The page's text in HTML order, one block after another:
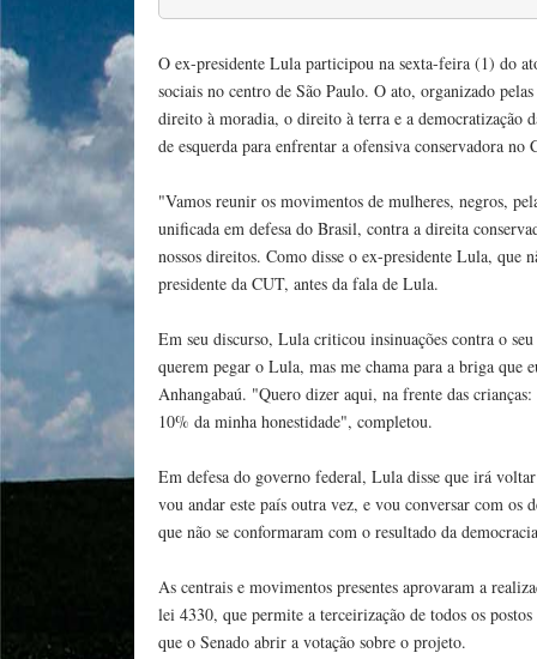
O ex-presidente Lula participou na sexta-feira (1) do
sociais no centro de São Paulo. O ato, organizado
direito à moradia, o direito à terra e a democratização
de esquerda para enfrentar a ofensiva conservadora no
"Vamos reunir os movimentos de mulheres, negros,
unificada em defesa do Brasil, contra a direita
nossos direitos. Como disse o ex-presidente Lula, que
presidente da CUT, antes da fala de Lula.
Em seu discurso, Lula criticou insinuações contra o
querem pegar o Lula, mas me chama para a briga que
Anhangabaú. "Quero dizer aqui, na frente das
10% da minha honestidade", completou.
Em defesa do governo federal, Lula disse que irá
vou andar este país outra vez, e vou conversar com os
que não se conformaram com o resultado da
As centrais e movimentos presentes aprovaram a
lei 4330, que permite a terceirização de todos os
que o Senado abrir a votação sobre o projeto.